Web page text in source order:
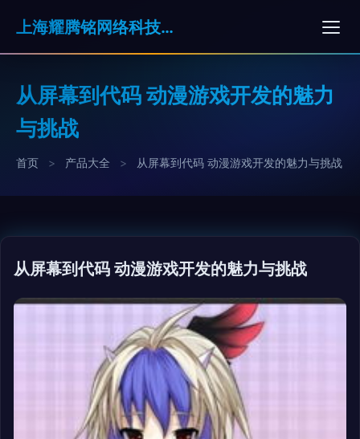
上海耀腾铭网络科技有限公司
从屏幕到代码 动漫游戏开发的魅力
与挑战
首页 > 产品大全 > 从屏幕到代码 动漫游戏开发的魅力与挑战
从屏幕到代码 动漫游戏开发的魅力与挑战